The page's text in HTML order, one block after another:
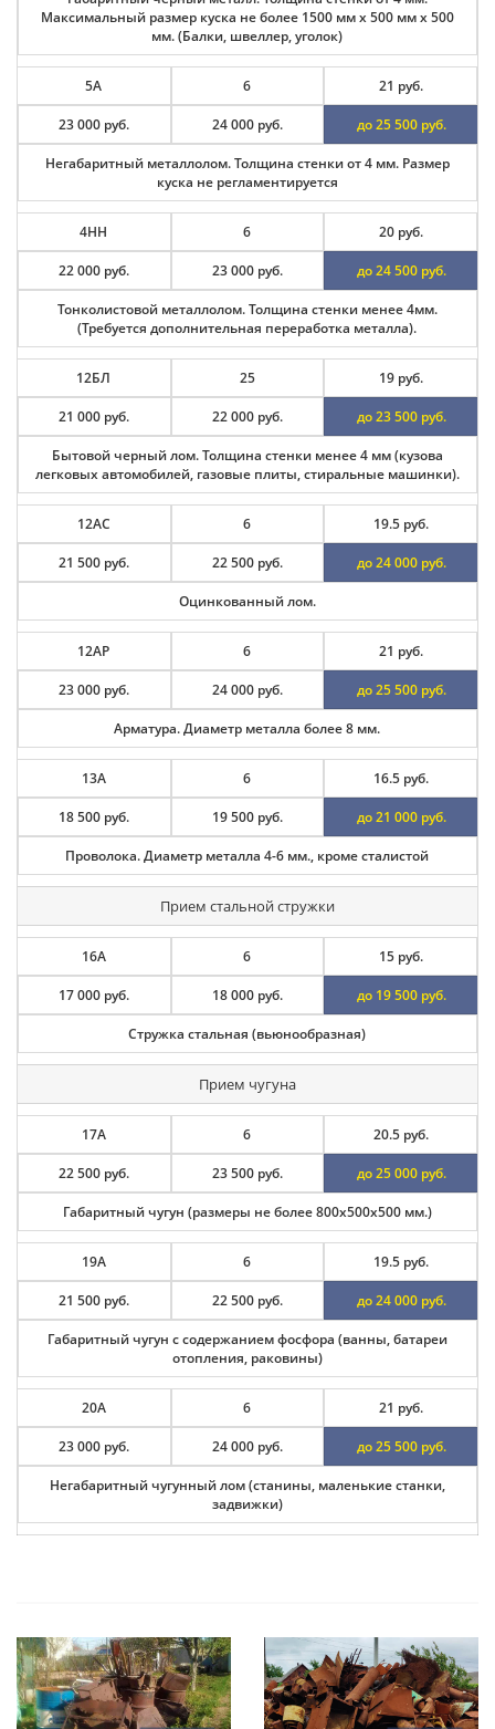
Максимальный размер куска не более 1500 мм х 500 мм х 500
мм. (Балки, швеллер, уголок)
5А
Негабаритный металлолом. Толщина стенки от 4 мм. Размер
куска не регламентируется
6 21 руб.
23 000 руб. 24 000 руб. до 25 500 руб.
4НН
Тонколистовой металлолом. Толщина стенки менее 4мм.
(Требуется дополнительная переработка металла).
6 20 руб.
22 000 руб. 23 000 руб. до 24 500 руб.
12БЛ
Бытовой черный лом. Толщина стенки менее 4 мм (кузова
легковых автомобилей, газовые плиты, стиральные машинки).
25 19 руб.
21 000 руб. 22 000 руб. до 23 500 руб.
12АС
Оцинкованный лом.
6 19.5 руб.
21 500 руб. 22 500 руб. до 24 000 руб.
12АР
Арматура. Диаметр металла более 8 мм.
6 21 руб.
23 000 руб. 24 000 руб. до 25 500 руб.
13А
Проволока. Диаметр металла 4-6 мм., кроме сталистой
6 16.5 руб.
18 500 руб. 19 500 руб. до 21 000 руб.
Прием стальной стружки
16А
Стружка стальная (вьюнообразная)
6 15 руб.
17 000 руб. 18 000 руб. до 19 500 руб.
Прием чугуна
17А
Габаритный чугун (размеры не более 800х500х500 мм.)
6 20.5 руб.
22 500 руб. 23 500 руб. до 25 000 руб.
19А
Габаритный чугун с содержанием фосфора (ванны, батареи
отопления, раковины)
6 19.5 руб.
21 500 руб. 22 500 руб. до 24 000 руб.
20А
Негабаритный чугунный лом (станины, маленькие станки,
задвижки)
6 21 руб.
23 000 руб. 24 000 руб. до 25 500 руб.